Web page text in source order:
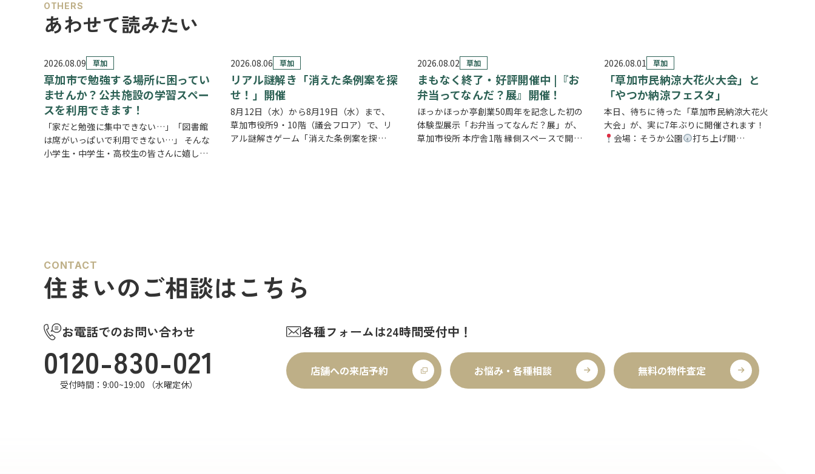
OTHERS
あわせて読みたい
2026.08.09 草加
草加市で勉強する場所に困ってい
ませんか？公共施設の学習スペー
スを利用できます！
「家だと勉強に集中できない…」「図書館
は席がいっぱいで利用できない…」 そんな
小学生・中学生・高校生の皆さんに嬉しい
2026.08.06 草加
リアル謎解き「消えた条例案を探
せ！」開催
8月12日（水）から8月19日（水）まで、
草加市役所9・10階（議会フロア）で、リ
アル謎解きゲーム「消えた条例案を探
2026.08.02 草加
まもなく終了・好評開催中 |『お
弁当ってなんだ？展』開催！
ほっかほっか亭創業50周年を記念した初の
体験型展示「お弁当ってなんだ？展」が、
草加市役所 本庁舎1階 縁側スペースで開催
2026.08.01 草加
「草加市民納涼大花火大会」と
「やつか納涼フェスタ」
本日、待ちに待った「草加市民納涼大花火
大会」が、実に7年ぶりに開催されます！
会場：そうか公園
打ち上げ開
CONTACT
住まいのご相談はこちら
お電話でのお問い合わせ
0120-830-021
受付時間：9:00~19:00 （水曜定休）
各種フォームは24時間受付中！
店舗への来店予約 お悩み・各種相談 無料の物件査定